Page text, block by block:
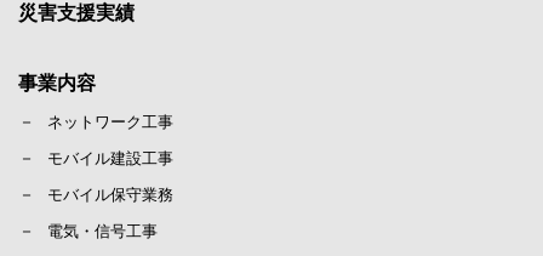
災害支援実績
事業内容
ネットワーク工事
モバイル建設工事
モバイル保守業務
電気・信号工事